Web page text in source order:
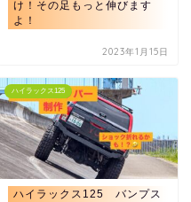
け！その足もっと伸びます
よ！
2023年1月15日
ハイラックス125
ハイラックス125 バンプス